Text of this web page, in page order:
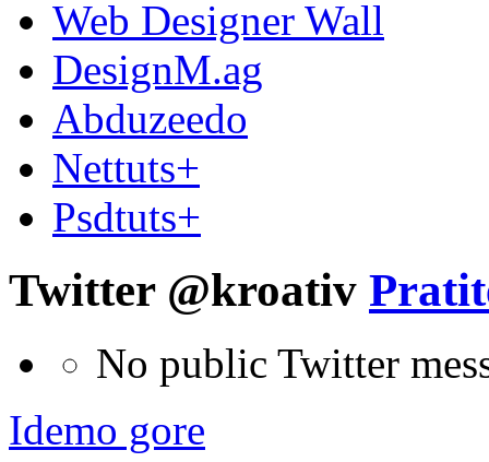
Web Designer Wall
DesignM.ag
Abduzeedo
Nettuts+
Psdtuts+
Twitter @kroativ
No public Twitter
Idemo gore